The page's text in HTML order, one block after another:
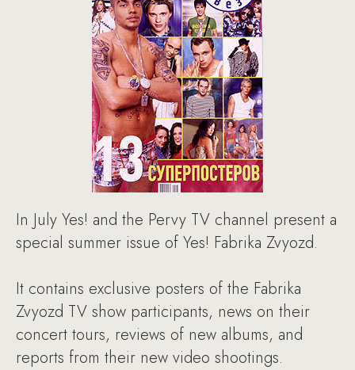
In July Yes! and the Pervy TV channel present a
special summer issue of Yes! Fabrika Zvyozd.
It contains exclusive posters of the Fabrika
Zvyozd TV show participants, news on their
concert tours, reviews of new albums, and
reports from their new video shootings.